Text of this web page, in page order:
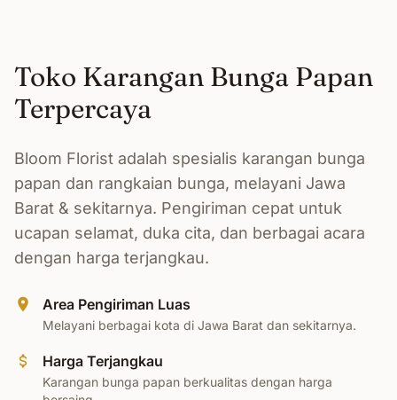
Toko Karangan Bunga Papan
Terpercaya
Bloom Florist adalah spesialis karangan bunga
papan dan rangkaian bunga, melayani Jawa
Barat & sekitarnya. Pengiriman cepat untuk
ucapan selamat, duka cita, dan berbagai acara
dengan harga terjangkau.
Area Pengiriman Luas
Melayani berbagai kota di Jawa Barat dan sekitarnya.
Harga Terjangkau
Karangan bunga papan berkualitas dengan harga